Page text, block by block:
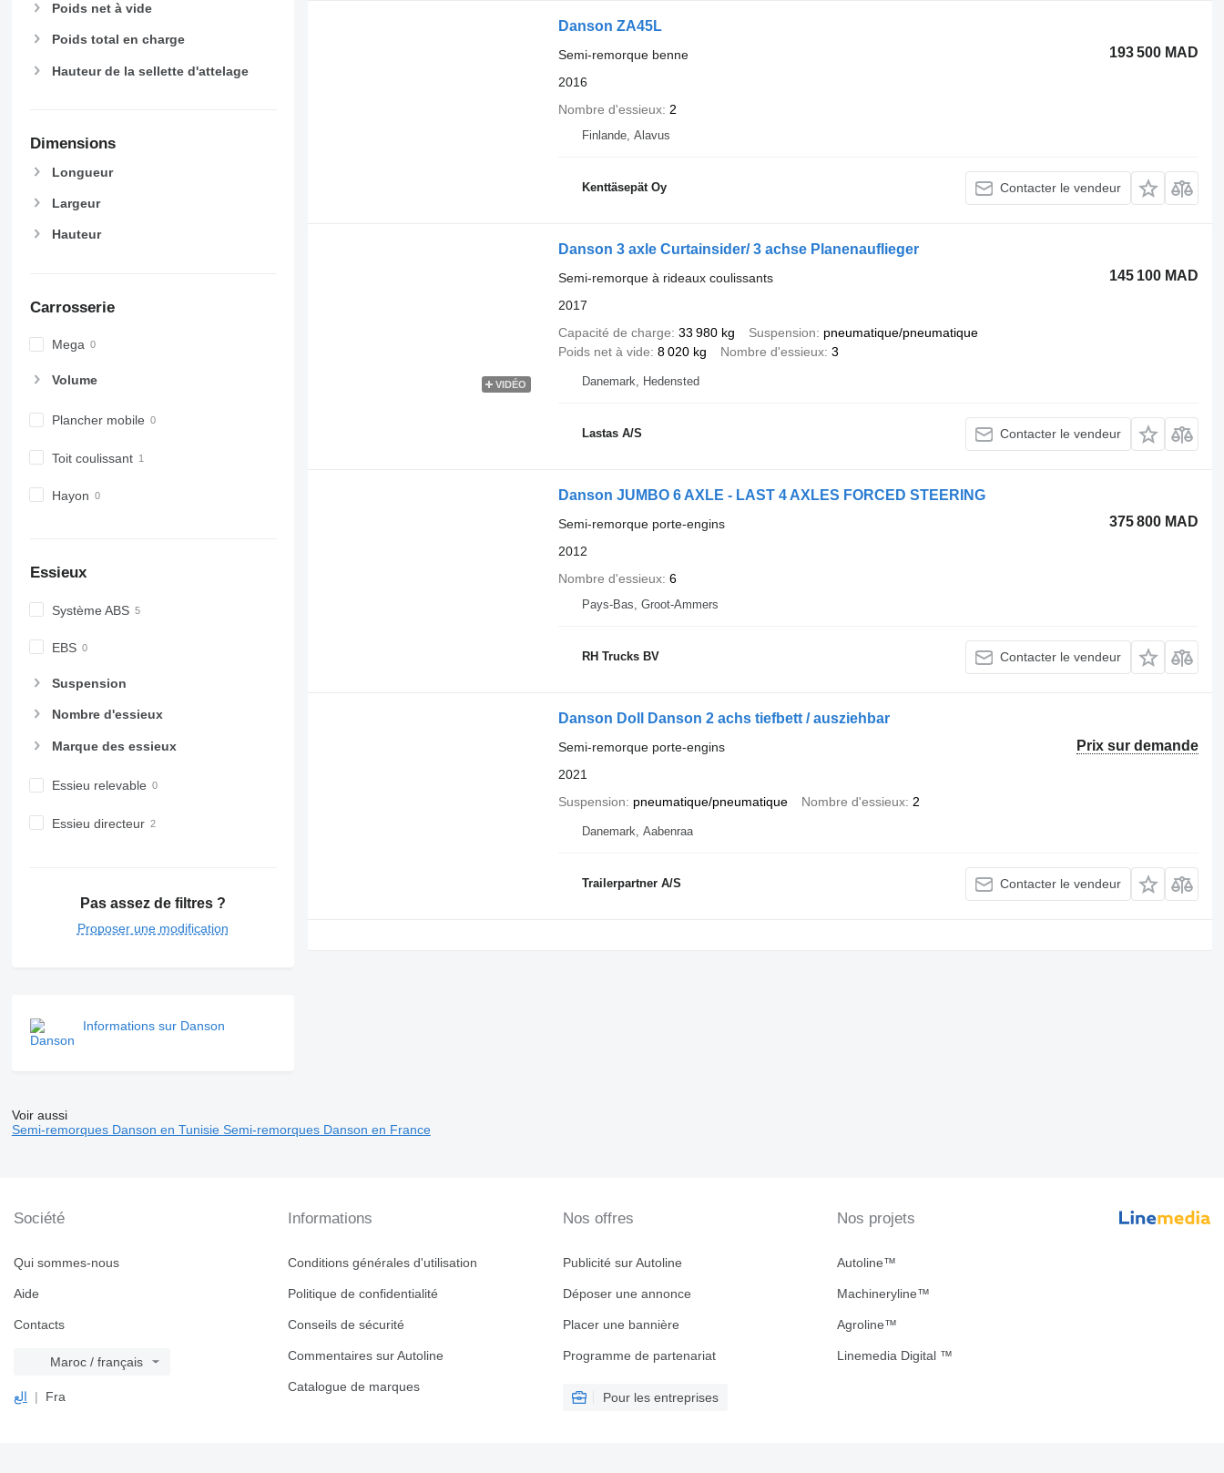
Poids net à vide
Poids total en charge
Hauteur de la sellette d'attelage
Dimensions
Longueur
Largeur
Hauteur
Carrosserie
Mega
Volume
Plancher mobile
Toit coulissant
Hayon
Essieux
Système ABS
EBS
Suspension
Nombre d'essieux
Marque des essieux
Essieu relevable
Essieu directeur
Pas assez de filtres ?
Proposer une modification
Informations sur Danson
Danson ZA45L
193 500 MAD
Semi-remorque benne
2016
Nombre d'essieux 2
Finlande, Alavus
Kenttäsepät Oy Contacter le vendeur
VIDÉO
Danson 3 axle Curtainsider/ 3 achse Planenauflieger
145 100 MAD
Semi-remorque à rideaux coulissants
2017
Capacité de charge 33 980 kg Suspension
pneumatique/pneumatique
Poids net à vide 8 020 kg Nombre d'essieux 3
Danemark, Hedensted
Lastas A/S Contacter le vendeur
Danson JUMBO 6 AXLE - LAST 4 AXLES FORCED STEERING
375 800 MAD
Semi-remorque porte-engins
2012
Nombre d'essieux 6
Pays-Bas, Groot-Ammers
RH Trucks BV Contacter le vendeur
Danson Doll Danson 2 achs tiefbett / ausziehbar
Prix sur demande
Semi-remorque porte-engins
2021
Suspension
pneumatique/pneumatique Nombre d'essieux 2
Danemark, Aabenraa
Trailerpartner A/S Contacter le vendeur
Voir aussi
Semi-remorques Danson en Tunisie Semi-remorques Danson en France
Société
Qui sommes-nous
Aide
Contacts
Maroc / français
الع Fra
Informations
Conditions générales d'utilisation
Politique de confidentialité
Conseils de sécurité
Commentaires sur Autoline
Catalogue de marques
Nos offres
Publicité sur Autoline
Déposer une annonce
Placer une bannière
Programme de partenariat
Pour les entreprises
Nos projets
Autoline™
Machineryline™
Agroline™
Linemedia Digital ™